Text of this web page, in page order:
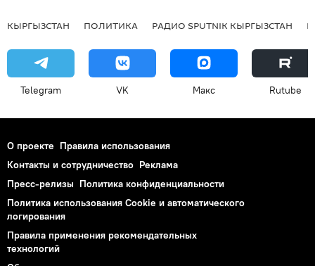
КЫРГЫЗСТАН ПОЛИТИКА РАДИО SPUTNIK КЫРГЫЗСТАН
Telegram VK Макс Rutube
О проекте Правила использования
Контакты и сотрудничество Реклама
Пресс-релизы Политика конфиденциальности
Политика использования Cookie и автоматического
логирования
Правила применения рекомендательных
технологий